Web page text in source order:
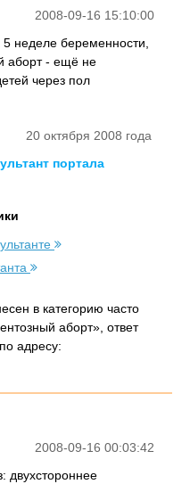
2008-09-16 15:10:00
неделе беременности,
аборт - ещё не
через пол
20 октября 2008 года
портала
в категорию часто
аборт», ответ
адресу:
2008-09-16 00:03:42
двухстороннее